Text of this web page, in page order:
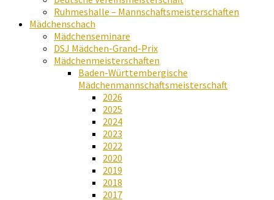
Ruhmeshalle – Mannschaftsmeisterschaften
Mädchenschach
Mädchenseminare
DSJ Mädchen-Grand-Prix
Mädchenmeisterschaften
Baden-Württembergische
Mädchenmannschaftsmeisterschaft
2026
2025
2024
2023
2022
2020
2019
2018
2017